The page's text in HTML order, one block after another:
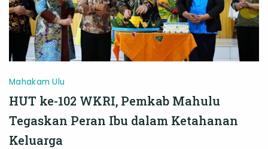
Mahakam Ulu
HUT ke-102 WKRI, Pemkab Mahulu
Tegaskan Peran Ibu dalam Ketahanan
Keluarga